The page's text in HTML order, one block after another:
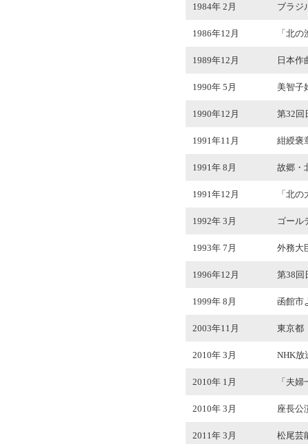
1984年 2月 ブラジ
1986年12月 「北
1989年12月 日本作
1990年 5月 美智子
1990年12月 第32回
1991年11月 紺綬褒
1991年 8月 故郷・
1991年12月 「北
1992年 3月 ゴール
1993年 7月 外務大
1996年12月 第38回
1999年 8月 函館市
2003年11月 東京都
2010年 3月 NHK放
2010年 1月 「夫
2010年 3月 座長公
2011年 3月 松尾芸